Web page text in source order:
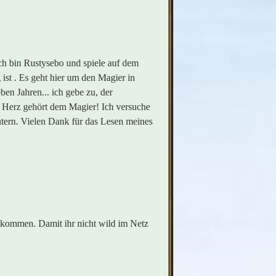
bin Rustysebo und spiele auf dem
. Es geht hier um den Magier in
Jahren... ich gebe zu, der
gehört dem Magier! Ich versuche
Vielen Dank für das Lesen meines
Damit ihr nicht wild im Netz